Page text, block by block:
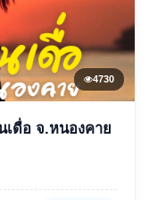
4730
ดื่อ จ.หนองคาย